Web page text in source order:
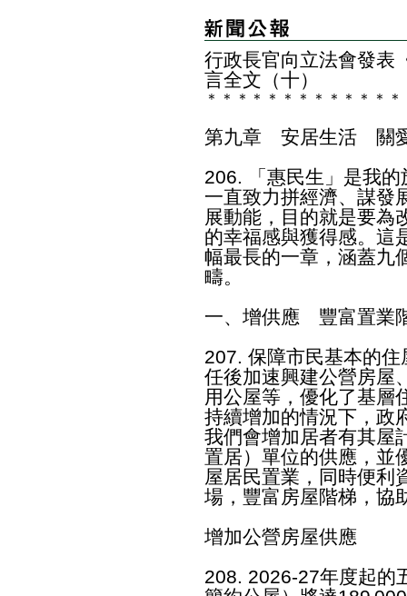
行政長官向立法會發表
言全文（十）
＊ ＊ ＊ ＊ ＊ ＊ ＊ ＊ ＊ ＊ ＊ ＊ ＊
第九章 安居生活 關
206. 「惠民生」是我
一直致力拼經濟、謀發
展動能，目的就是要為
的幸福感與獲得感。這
幅最長的一章，涵蓋九
疇。
一、增供應 豐富置業
207. 保障市民基本的
任後加速興建公營房屋
用公屋等，優化了基層
持續增加的情況下，政
我們會增加居者有其屋
置居）單位的供應，並
屋居民置業，同時便利
場，豐富房屋階梯，協
增加公營房屋供應
208. 2026-27年度起的